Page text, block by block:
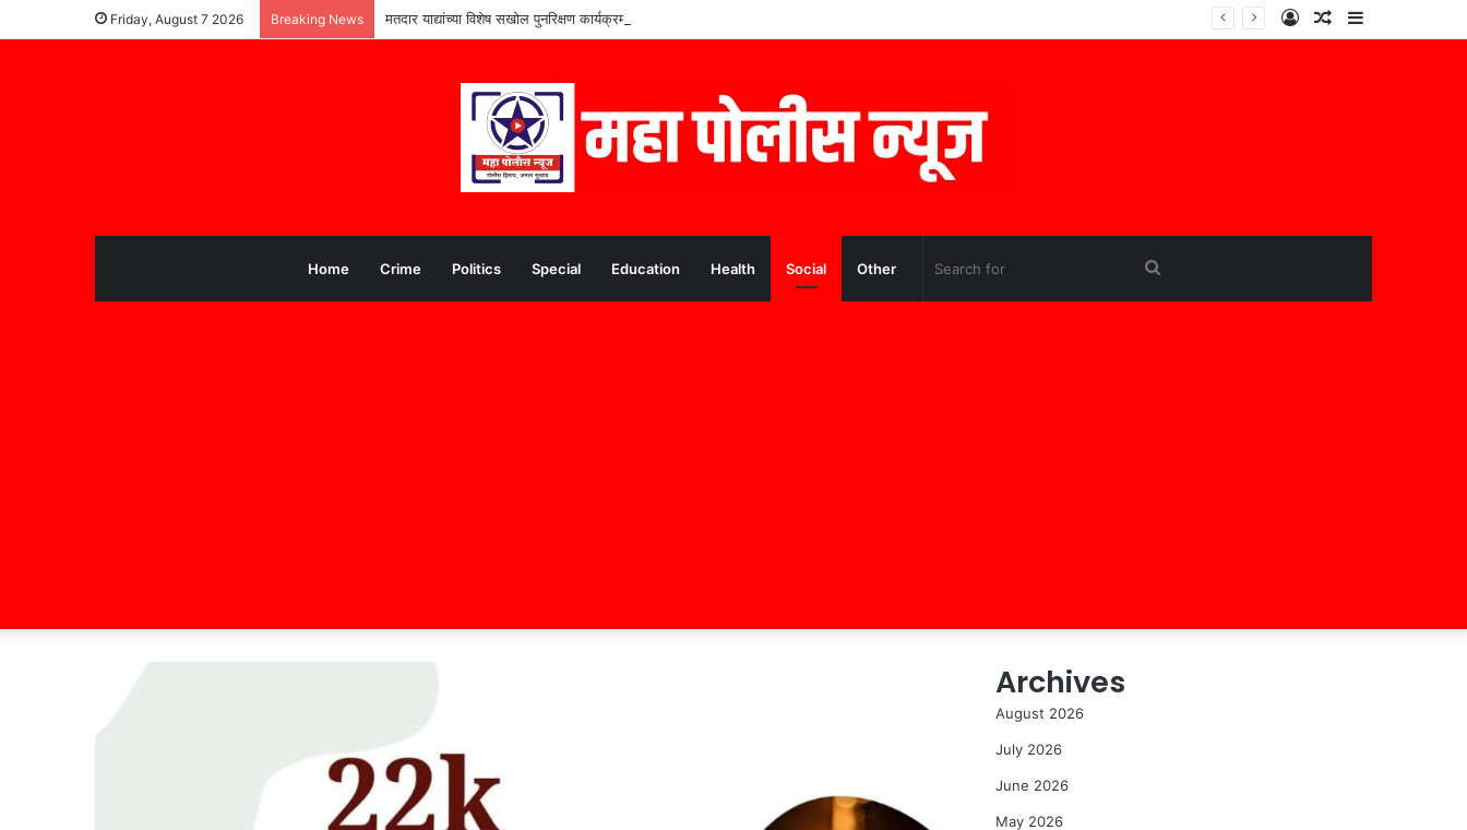
Friday, August 7 2026 Breaking News मतदार याद्यांच्या विशेष सखोल पुनरिक्षण कार्यक्रमाचे सुधारीत वेळापत्रक जाहीर Sidebar
Random
Log
Home Crime Politics Special Education Health Social Other
Archives
August 2026
July 2026
June 2026
May 2026